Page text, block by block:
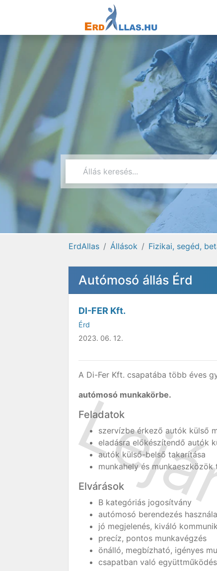
ErdAllas Állások Fizikai, segéd,
Autómosó állás Érd
DI-FER Kft.
Érd
2023. 06. 12.
A Di-Fer Kft. csapatába több éves
autómosó munkakörbe.
Feladatok
szervízbe érkező autók külső
eladásra előkészítendő autók
autók külső-belső takarítása
munkahely és
Elvárások
B kategóriás jogosítvány
autómosó berendezés
jó megjelenés, kiváló
precíz, pontos munkavégzés
önálló, megbízható, igényes
csapatban való együttműködés